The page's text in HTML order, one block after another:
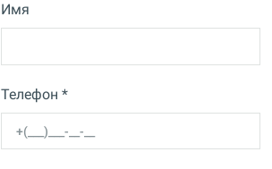
Имя
Телефон *